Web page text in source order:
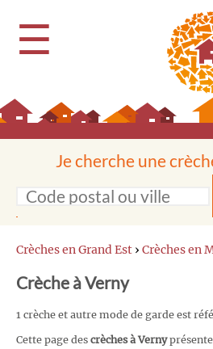
☰
Je cherche une
Crèches en Grand Est › Crèches en
Crèche à Verny
1 crèche et autre mode de garde est
Cette page des crèches à Verny